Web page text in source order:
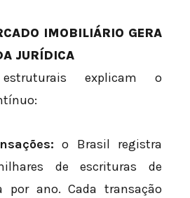
IMOBILIÁRIO GERA
JURÍDICA
explicam o
o Brasil registra
de escrituras de
por ano. Cada transação